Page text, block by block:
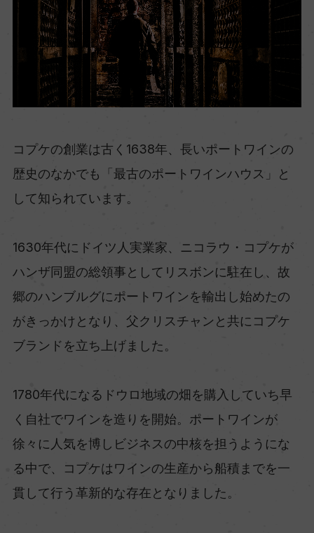
コプケの創業は古く1638年、長いポートワインの
歴史のなかでも「最古のポートワインハウス」と
して知られています。
1630年代にドイツ人実業家、ニコラウ・コプケが
ハンザ同盟の総領事としてリスボンに駐在し、故
郷のハンブルグにポートワインを輸出し始めたの
がきっかけとなり、父クリスチャンと共にコプケ
ブランドを立ち上げました。
1780年代になるドウロ地域の畑を購入していち早
く自社でワインを造りを開始。ポートワインが
徐々に人気を博しビジネスの中核を担うようにな
る中で、コプケはワインの生産から船積までを一
貫して行う革新的な存在となりました。